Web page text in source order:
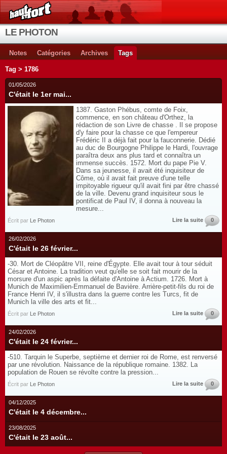
LE PHOTON
Notes Catégories Archives Tags
Tag > 1786
01/05/2026
C'était le 1er mai...
1387. Gaston Phébus, comte de Foix,
commence, en son château d'Orthez, la
rédaction de son Livre de chasse . Il se propose
d'y faire pour la chasse ce que l'empereur
Frédéric II a déjà fait pour la fauconnerie. Dédié
au duc de Bourgogne Philippe le Hardi, l'ouvrage
paraîtra deux ans plus tard et connaîtra un
immense succès. 1572. Mort du pape Pie V.
Dans sa jeunesse, il avait été inquisiteur de
Côme, où il avait fait preuve d'une telle
impitoyable rigueur qu'il avait fini par être chassé
de la ville. Devenu grand inquisiteur sous le
pontificat de Paul IV, il donna à nouveau la
mesure...
Écrit par Le Photon Lire la suite 0
26/02/2026
C'était le 26 février...
-30. Mort de Cléopâtre VII, reine d'Égypte. Elle avait tour à tour séduit
César et Antoine. La tradition veut qu'elle se soit fait mourir de la
morsure d'un aspic après la défaite d'Antoine à Actium. 1726. Mort à
Munich de Maximilien-Emmanuel de Bavière. Arrière-petit-fils du roi de
France Henri IV, il s'illustra dans la guerre contre les Turcs, fit de
Munich la ville des arts et fit...
Écrit par Le Photon Lire la suite 0
24/02/2026
C'était le 24 février...
-510. Tarquin le Superbe, septième et dernier roi de Rome, est renversé
par une révolution. Naissance de la république romaine. 1382. La
population de Rouen se révolte contre la pression...
Écrit par Le Photon Lire la suite 0
04/12/2025
C'était le 4 décembre...
23/08/2025
C'était le 23 août...